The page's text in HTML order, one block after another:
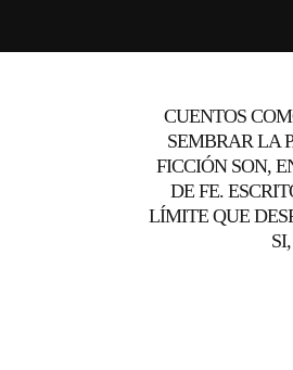
CUENTOS
SEMBRAR LA
FICCIÓN SON,
DE FE.
LÍMITE QUE